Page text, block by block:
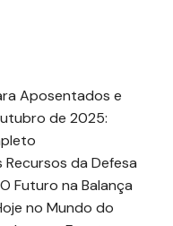
Aposentados e
de 2025:
da Defesa
Futuro na Balança
no Mundo do